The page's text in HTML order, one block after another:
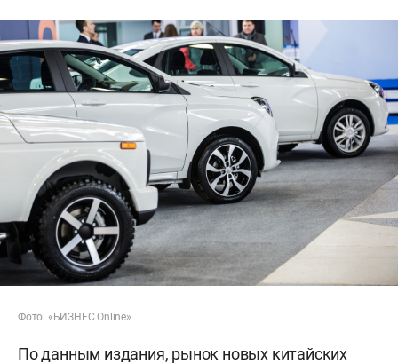
Фото: «БИЗНЕС Online»
По данным издания, рынок новых китайских